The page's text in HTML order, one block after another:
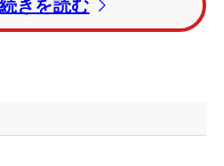
迎えた2番パー5。2打目をグ
止まり。「プッシュアウト
チャージの流れを自ら手離
きを読む